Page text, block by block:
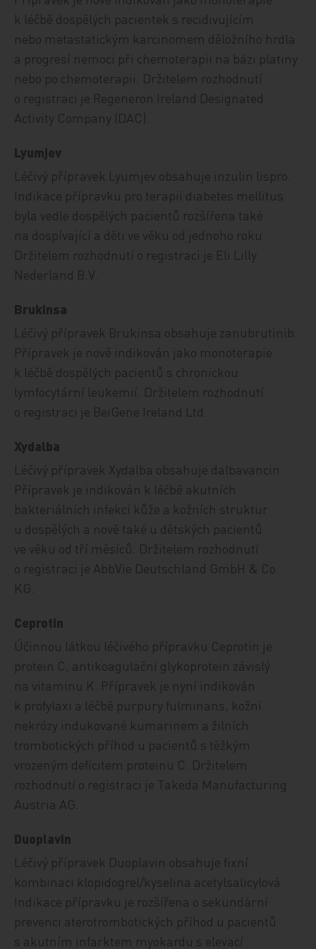
k léčbě dospělých pacientek s recidivujícím
nebo metastatickým karcinomem děložního hrdla
a progresí nemoci při chemoterapii na bázi platiny
nebo po chemoterapii. Držitelem rozhodnutí
o registraci je Regeneron Ireland Designated
Activity Company (DAC).
Lyumjev
Léčivý přípravek Lyumjev obsahuje inzulin lispro.
Indikace přípravku pro terapii diabetes mellitus
byla vedle dospělých pacientů rozšířena také
na dospívající a děti ve věku od jednoho roku.
Držitelem rozhodnutí o registraci je Eli Lilly
Nederland B.V.
Brukinsa
Léčivý přípravek Brukinsa obsahuje zanubrutinib.
Přípravek je nově indikován jako monoterapie
k léčbě dospělých pacientů s chronickou
lymfocytární leukemií. Držitelem rozhodnutí
o registraci je BeiGene Ireland Ltd.
Xydalba
Léčivý přípravek Xydalba obsahuje dalbavancin.
Přípravek je indikován k léčbě akutních
bakteriálních infekcí kůže a kožních struktur
u dospělých a nově také u dětských pacientů
ve věku od tří měsíců. Držitelem rozhodnutí
o registraci je AbbVie Deutschland GmbH & Co.
KG.
Ceprotin
Účinnou látkou léčivého přípravku Ceprotin je
protein C, antikoagulační glykoprotein závislý
na vitaminu K. Přípravek je nyní indikován
k profylaxi a léčbě purpury fulminans, kožní
nekrózy indukované kumarinem a žilních
trombotických příhod u pacientů s těžkým
vrozeným deficitem proteinu C. Držitelem
rozhodnutí o registraci je Takeda Manufacturing
Austria AG.
Duoplavin
Léčivý přípravek Duoplavin obsahuje fixní
kombinaci klopidogrel/kyselina acetylsalicylová.
Indikace přípravku je rozšířena o sekundární
prevenci aterotrombotických příhod u pacientů
s akutním infarktem myokardu s elevací